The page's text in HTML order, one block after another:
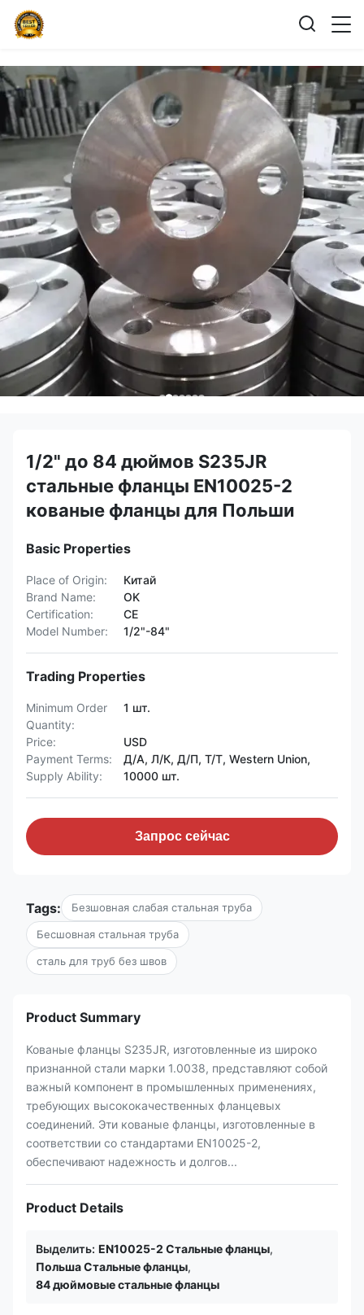
1/2" до 84 дюймов S235JR
стальные фланцы EN10025-2
кованые фланцы для Польши
Basic Properties
Place of Origin:
Китай
Brand Name:
OK
Certification:
CE
Model Number:
1/2"-84"
Trading Properties
Minimum Order
Quantity:
1 шт.
Price:
USD
Payment Terms:
Д/А, Л/К, Д/П, Т/Т, Western Union,
Supply Ability:
10000 шт.
Запрос сейчас
Tags: Безшовная слабая стальная труба
Бесшовная стальная труба
сталь для труб без швов
Product Summary
Кованые фланцы S235JR, изготовленные из широко
признанной стали марки 1.0038, представляют собой
важный компонент в промышленных применениях,
требующих высококачественных фланцевых
соединений. Эти кованые фланцы, изготовленные в
соответствии со стандартами EN10025-2,
обеспечивают надежность и долгов...
Product Details
Выделить: EN10025-2 Стальные фланцы,
Польша Стальные фланцы,
84 дюймовые стальные фланцы